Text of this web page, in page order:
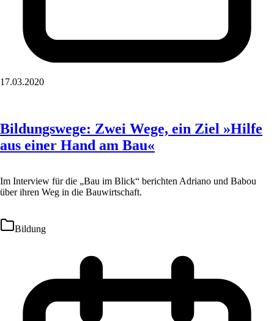
17.03.2020
Bildungswege: Zwei Wege, ein Ziel »Hilfe
aus einer Hand am Bau«
Im Interview für die „Bau im Blick“ berichten Adriano und Babou
über ihren Weg in die Bauwirtschaft.
Bildung